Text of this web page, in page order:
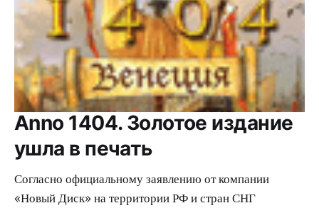
Anno 1404. Золотое издание
ушла в печать
Согласно официальному заявлению от компании
«Новый Диск» на территории РФ и стран СНГ